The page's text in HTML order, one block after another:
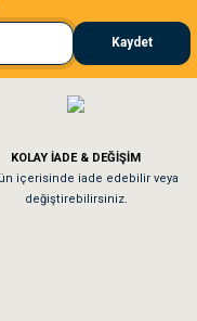
sorun yaşadım ve arkadaşlar
Kaydet
KOLAY İADE & DEĞİŞİM
içerisinde iade edebilir veya
değiştirebilirsiniz.